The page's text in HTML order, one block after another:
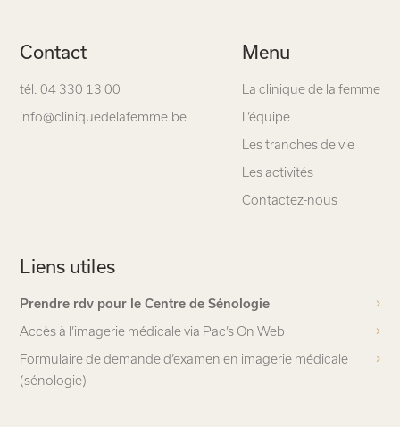
Contact
tél. 04 330 13 00
info@cliniquedelafemme.be
Menu
La clinique de la femme
L’équipe
Les tranches de vie
Les activités
Contactez-nous
Liens utiles
Prendre rdv pour le Centre de Sénologie
Accès à l’imagerie médicale via Pac’s On Web
Formulaire de demande d’examen en imagerie médicale
(sénologie)